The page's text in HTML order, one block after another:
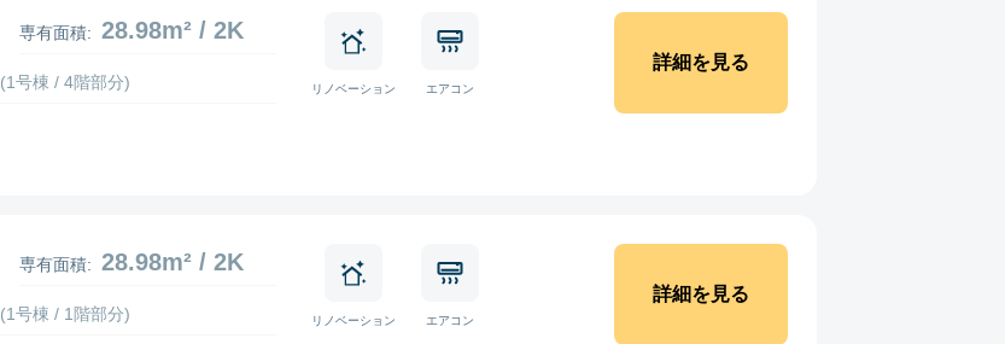
専有面積: 28.98m² / 2K
(1号棟 / 4階部分) リノベーション エアコン
詳細を見る
専有面積: 28.98m² / 2K
(1号棟 / 1階部分) リノベーション エアコン
詳細を見る